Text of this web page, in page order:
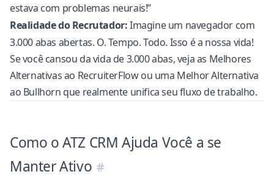
estava com problemas neurais!”
Realidade do Recrutador:Imagine um navegador com
3.000 abas abertas. O. Tempo. Todo. Isso é a nossa vida!
Se você cansou da vida de 3.000 abas, veja as Melhores
Alternativas ao RecruiterFlowou uma Melhor Alternativa
ao Bullhorn que realmente unifica seu fluxo de trabalho.
Como o ATZ CRM Ajuda Você a se
Manter Ativo